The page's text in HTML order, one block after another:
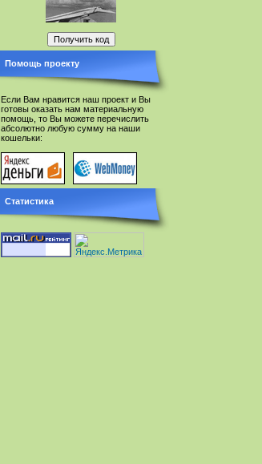
Помощь проекту
Если Вам нравится наш проект и Вы
готовы оказать нам материальную
помощь, то Вы можете перечислить
абсолютно любую сумму на наши
кошельки:
Статистика